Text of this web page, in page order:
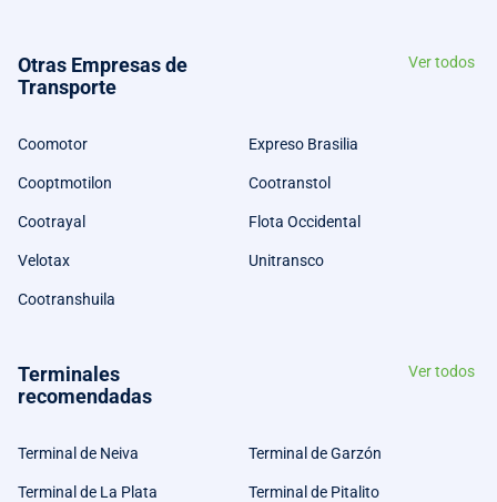
Otras Empresas de
Transporte
Ver todos
Coomotor Expreso Brasilia
Cooptmotilon Cootranstol
Cootrayal Flota Occidental
Velotax Unitransco
Cootranshuila
Terminales
recomendadas
Ver todos
Terminal de Neiva Terminal de Garzón
Terminal de La Plata Terminal de Pitalito